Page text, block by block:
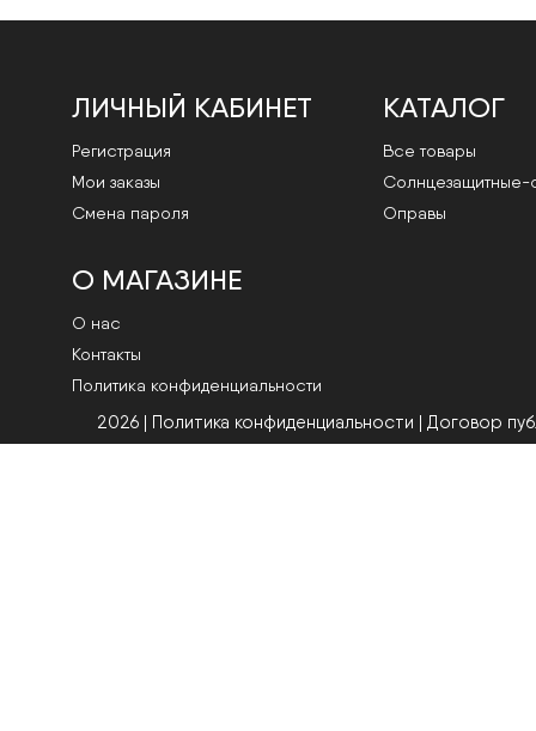
ЛИЧНЫЙ КАБИНЕТ
Регистрация
Мои заказы
Смена пароля
КАТАЛОГ
Все товары
Cолнцезащитные-
Оправы
О МАГАЗИНЕ
О нас
Контакты
Политика конфиденциальности
2026 | Политика конфиденциальности | Договор